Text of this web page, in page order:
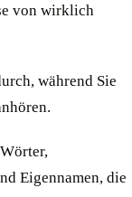
von wirklich
während Sie
Eigennamen, die